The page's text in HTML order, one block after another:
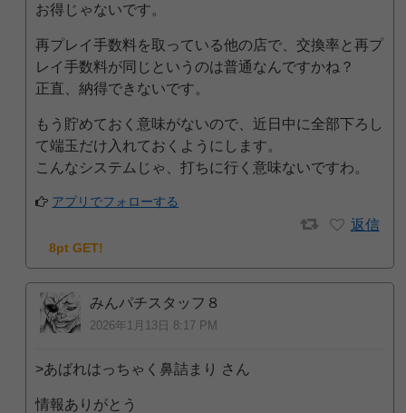
お得じゃないです。
再プレイ手数料を取っている他の店で、交換率と再プ
レイ手数料が同じというのは普通なんですかね？
正直、納得できないです。
もう貯めておく意味がないので、近日中に全部下ろし
て端玉だけ入れておくようにします。
こんなシステムじゃ、打ちに行く意味ないですわ。
アプリでフォローする
返信
8pt GET!
みんパチスタッフ８
2026年1月13日 8:17 PM
>あばれはっちゃく鼻詰まり さん
情報ありがとう